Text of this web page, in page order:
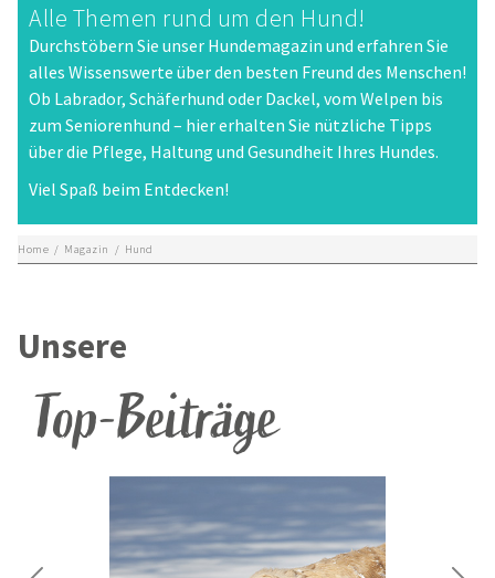
Alle Themen rund um den Hund!
Durchstöbern Sie unser Hundemagazin und erfahren Sie
alles Wissenswerte über den besten Freund des Menschen!
Ob Labrador, Schäferhund oder Dackel, vom Welpen bis
zum Seniorenhund – hier erhalten Sie nützliche Tipps
über die Pflege, Haltung und Gesundheit Ihres Hundes.
Viel Spaß beim Entdecken!
Home / Magazin / Hund
Unsere
Top-Beiträge